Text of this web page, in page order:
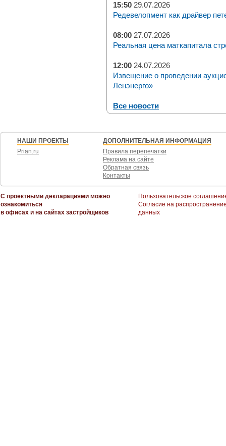
15:50 29.07.2026
Редевелопмент как драйвер
08:00 27.07.2026
Реальная цена маткапитала
12:00 24.07.2026
Извещение о проведении
Ленэнерго»
Все новости
НАШИ ПРОЕКТЫ
Prian.ru
ДОПОЛНИТЕЛЬНАЯ ИНФОРМАЦИЯ
Правила перепечатки
Реклама на сайте
Обратная связь
Контакты
С проектными декларациями можно
ознакомиться
в офисах и на сайтах застройщиков
Пользовательское
Согласие на
данных